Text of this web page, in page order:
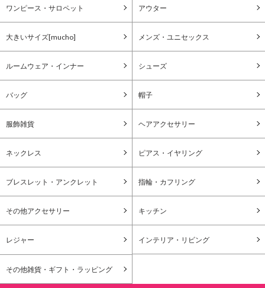
ワンピース・サロペット アウター
大きいサイズ[mucho] メンズ・ユニセックス
ルームウェア・インナー シューズ
バッグ 帽子
服飾雑貨 ヘアアクセサリー
ネックレス ピアス・イヤリング
ブレスレット・アンクレット 指輪・カフリング
その他アクセサリー キッチン
レジャー インテリア・リビング
その他雑貨・ギフト・ラッピング